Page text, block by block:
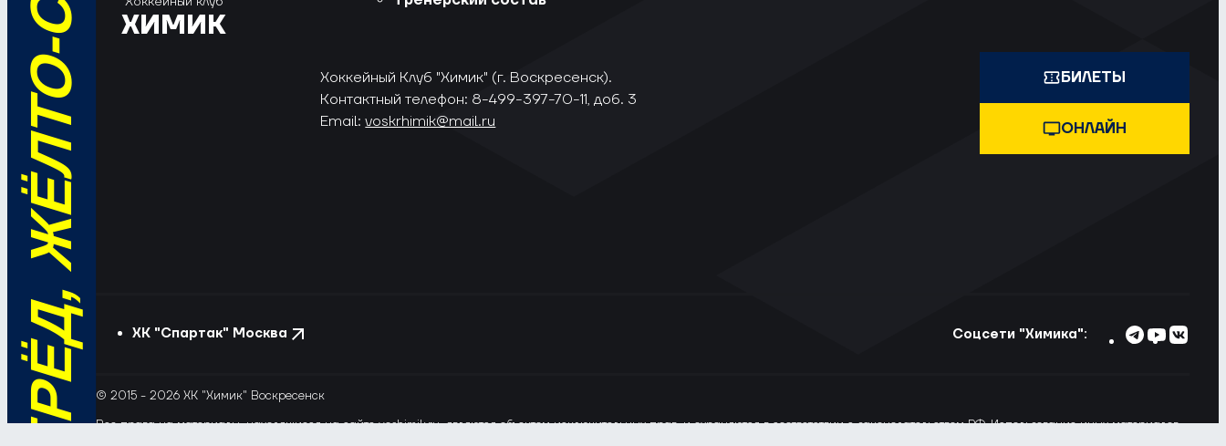
ХИМИК
Хоккейный Клуб "Химик" (г. Воскресенск).
Контактный телефон: 8-499-397-70-11, доб. 3
Email:voskrhimik@mail.ru
БИЛЕТЫ
ОНЛАЙН
ХК "Спартак" Москва Соцсети "Химика":
© 2015 - 2026 ХК "Химик" Воскресенск
Все права на материалы, находящиеся на сайте voshimik.ru, являются объектом исключительных прав, и охраняются в соответствии с законодательством РФ. Использование иных материалов